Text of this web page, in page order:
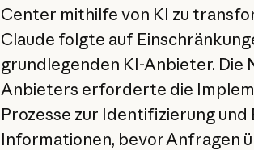
Center mithilfe von KI zu
Claude folgte auf
grundlegenden KI-Anbieter. Die
Anbieters erforderte die
Prozesse zur Identifizierung
Informationen, bevor Anfragen